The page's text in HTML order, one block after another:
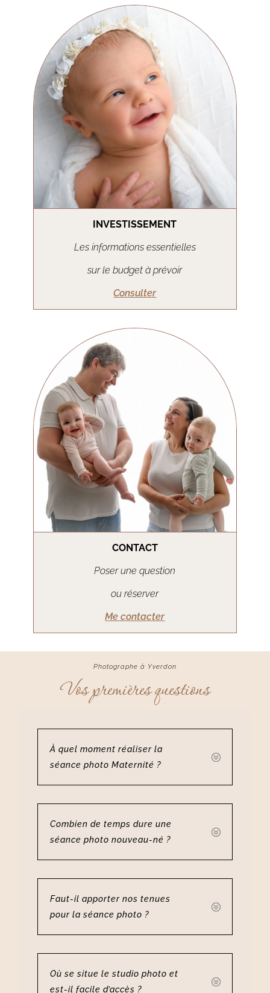
INVESTISSEMENT
Les informations essentielles
sur le budget à prévoir
Consulter
CONTACT
Poser une question
ou réserver
Me contacter
Photographe à Yverdon
Vos premières questions
À quel moment réaliser la
séance photo Maternité ?
Combien de temps dure une
séance photo nouveau-né ?
Faut-il apporter nos tenues
pour la séance photo ?
Où se situe le studio photo et
est-il facile d’accès ?